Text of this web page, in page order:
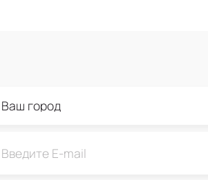
беспроводных
производителя из США